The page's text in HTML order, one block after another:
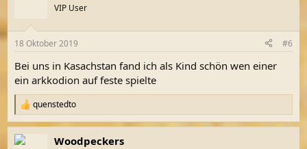
e
:
VIP User
18 Oktober 2019 #6
Bei uns in Kasachstan fand ich als Kind schön wen einer
ein arkkodion auf feste spielte
R
e
a
k
quenstedto
Woodpeckers